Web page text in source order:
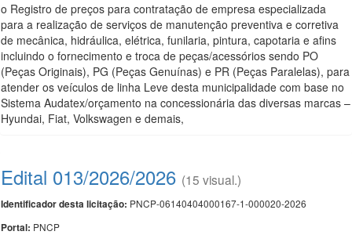
o Registro de preços para contratação de empresa especializada
para a realização de serviços de manutenção preventiva e corretiva
de mecânica, hidráulica, elétrica, funilaria, pintura, capotaria e afins
incluindo o fornecimento e troca de peças/acessórios sendo PO
(Peças Originais), PG (Peças Genuínas) e PR (Peças Paralelas), para
atender os veículos de linha Leve desta municipalidade com base no
Sistema Audatex/orçamento na concessionária das diversas marcas –
Hyundai, Fiat, Volkswagen e demais,
Edital 013/2026/2026 (15 visual.)
Identificador desta licitação: PNCP-06140404000167-1-000020-2026
Portal: PNCP